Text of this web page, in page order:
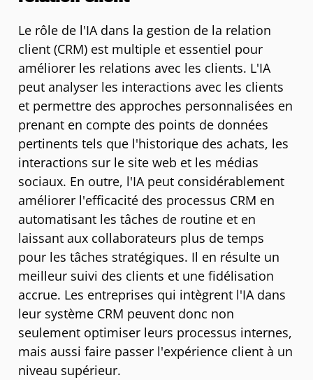
Le rôle de l'IA dans la gestion de la relation
client (CRM) est multiple et essentiel pour
améliorer les relations avec les clients. L'IA
peut analyser les interactions avec les clients
et permettre des approches personnalisées en
prenant en compte des points de données
pertinents tels que l'historique des achats, les
interactions sur le site web et les médias
sociaux. En outre, l'IA peut considérablement
améliorer l'efficacité des processus CRM en
automatisant les tâches de routine et en
laissant aux collaborateurs plus de temps
pour les tâches stratégiques. Il en résulte un
meilleur suivi des clients et une fidélisation
accrue. Les entreprises qui intègrent l'IA dans
leur système CRM peuvent donc non
seulement optimiser leurs processus internes,
mais aussi faire passer l'expérience client à un
niveau supérieur.